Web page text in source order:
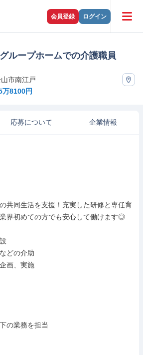
会員登録 ログイン
ループホームでの介護職員
市南江戸
万8100円
応募について 企業情報
共同生活を支援！充実した研修と専任育
界初めての方でも安心して働けます◎
どの介助
画、実施
の業務を担当